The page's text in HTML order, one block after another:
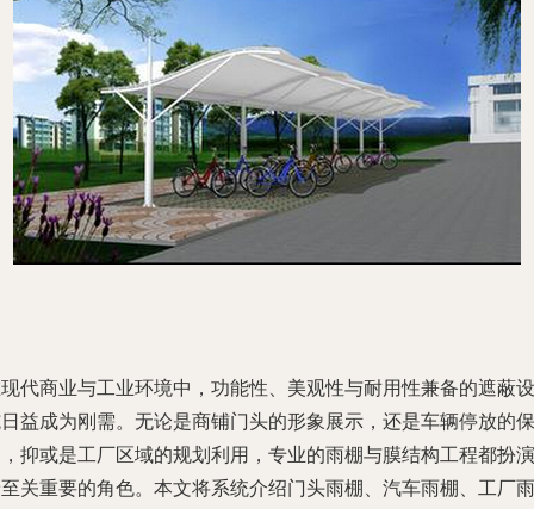
代商业与工业环境中，功能性、美观性与耐用性兼备的遮蔽设
益成为刚需。无论是商铺门头的形象展示，还是车辆停放的保
抑或是工厂区域的规划利用，专业的雨棚与膜结构工程都扮演
关重要的角色。本文将系统介绍门头雨棚、汽车雨棚、工厂雨